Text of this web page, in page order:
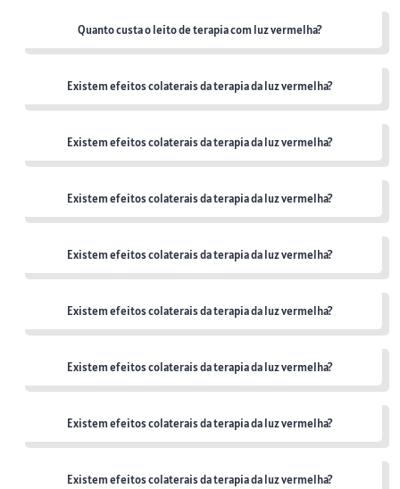
Quanto custa o leito de terapia com luz vermelha?
Existem efeitos colaterais da terapia da luz vermelha?
Existem efeitos colaterais da terapia da luz vermelha?
Existem efeitos colaterais da terapia da luz vermelha?
Existem efeitos colaterais da terapia da luz vermelha?
Existem efeitos colaterais da terapia da luz vermelha?
Existem efeitos colaterais da terapia da luz vermelha?
Existem efeitos colaterais da terapia da luz vermelha?
Existem efeitos colaterais da terapia da luz vermelha?